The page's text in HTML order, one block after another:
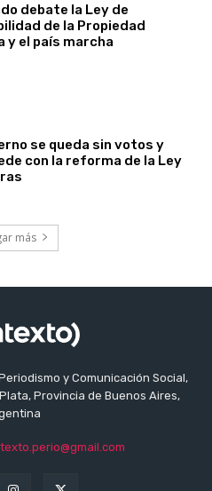
debate la Ley de
de la Propiedad
y el país marcha
se queda sin votos y
con la reforma de la Ley
más
y Comunicación Social,
Provincia de Buenos Aires,